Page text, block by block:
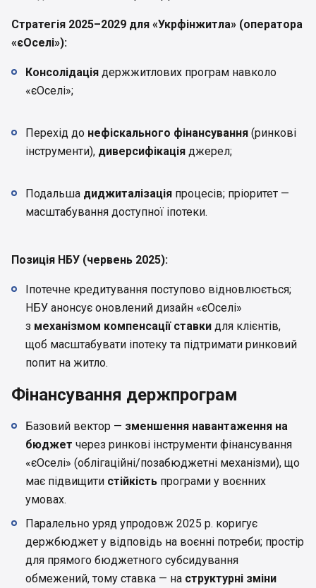
Стратегія 2025–2029 для «Укрфінжитла» (оператора
«єОселі»):
Консолідація держжитлових програм навколо
«єОселі»;
Перехід до нефіскального фінансування (ринкові
інструменти), диверсифікація джерел;
Подальша диджиталізація процесів; пріоритет —
масштабування доступної іпотеки.
Позиція НБУ (червень 2025):
Іпотечне кредитування поступово відновлюється;
НБУ анонсує оновлений дизайн «єОселі»
з механізмом компенсації ставки для клієнтів,
щоб масштабувати іпотеку та підтримати ринковий
попит на житло.
Фінансування держпрограм
Базовий вектор — зменшення навантаження на
бюджет через ринкові інструменти фінансування
«єОселі» (облігаційні/позабюджетні механізми), що
має підвищити стійкість програми у воєнних
умовах.
Паралельно уряд упродовж 2025 р. коригує
держбюджет у відповідь на воєнні потреби; простір
для прямого бюджетного субсидування
обмежений, тому ставка — на структурні зміни